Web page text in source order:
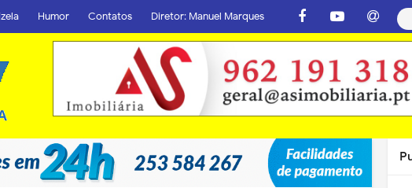
Humor Contatos Diretor: Manuel Marques